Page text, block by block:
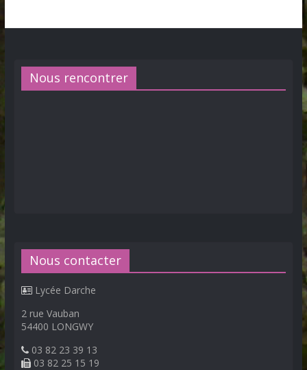
Nous rencontrer
Nous contacter
Lycée Darche
2 rue Vauban
54400 LONGWY
03 82 23 39 13
03 82 25 15 19